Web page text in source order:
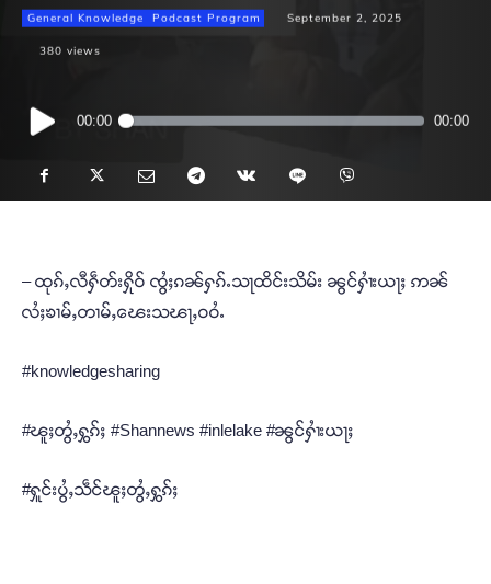
General Knowledge Podcast Program September 2, 2025
380 views
Audio
Player
00:00 00:00
– ထုၵ်ႇလီႁဵတ်းႁိုဝ် ၸွႆႈၵၼ်ႁၵ်ႉသႃထိင်းသိမ်း ၼွင်ႁၢႆးယႃႈ ဢၼ်
လႆႈၶၢမ်ႇတၢမ်ႇၽေးသၽႃႇဝဝႆႉ
#knowledgesharing
#ၽူႈတွႆႇႁွၵ်ႈ #Shannews #inlelake #ၼွင်ႁၢႆးယႃႈ
#ႁူင်းပွႆႇသဵင်ၽူႈတွႆႇႁွၵ်ႈ